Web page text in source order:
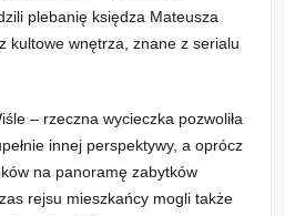
plebanię księdza Mateusza
kultowe wnętrza, znane z serialu
– rzeczna wycieczka pozwoliła
innej perspektywy, a oprócz
na panoramę zabytków
rejsu mieszkańcy mogli także